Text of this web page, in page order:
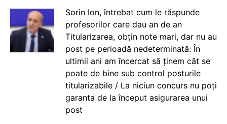
Sorin Ion, întrebat cum le răspunde
profesorilor care dau an de an
Titularizarea, obțin note mari, dar nu au
post pe perioadă nedeterminată: În
ultimii ani am încercat să ținem cât se
poate de bine sub control posturile
titularizabile / La niciun concurs nu poți
garanta de la început asigurarea unui
post